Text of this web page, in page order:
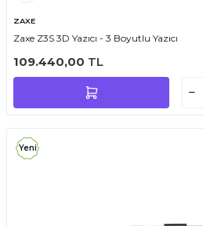
ZAXE
Zaxe Z3S 3D Yazıcı - 3 Boyutlu Yazıcı
109.440,00 TL
Yeni